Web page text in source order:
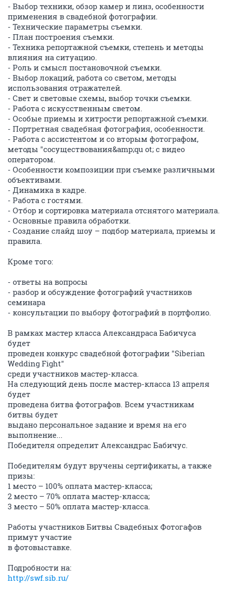
- Выбор техники, обзор камер и линз, особенности
применения в свадебной фотографии.
- Технические параметры съемки.
- План построения съемки.
- Техника репортажной съемки, степень и методы
влияния на ситуацию.
- Роль и смысл постановочной съемки.
- Выбор локаций, работа со светом, методы
использования отражателей.
- Свет и световые схемы, выбор точки съемки.
- Работа с искусственным светом.
- Особые приемы и хитрости репортажной съемки.
- Портретная свадебная фотография, особенности.
- Работа с ассистентом и со вторым фотографом,
методы "сосуществования&amp;qu ot; с видео
оператором.
- Особенности композиции при съемке различными
объективами.
- Динамика в кадре.
- Работа с гостями.
- Отбор и сортировка материала отснятого материала.
- Основные правила обработки.
- Создание слайд шоу – подбор материала, приемы и
правила.
Кроме того:
- ответы на вопросы
- разбор и обсуждение фотографий участников
семинара
- консультации по выбору фотографий в портфолио.
В рамках мастер класса Александраса Бабичуса
будет
проведен конкурс свадебной фотографии "Siberian
Wedding Fight"
среди участников мастер-класса.
На следующий день после мастер-класса 13 апреля
будет
проведена битва фотографов. Всем участникам
битвы будет
выдано персональное задание и время на его
выполнение...
Победителя определит Александрас Бабичус.
Победителям будут вручены сертификаты, а также
призы:
1 место – 100% оплата мастер-класса;
2 место – 70% оплата мастер-класса;
3 место – 50% оплата мастер-класса.
Работы участников Битвы Свадебных Фотогафов
примут участие
в фотовыставке.
Подробности на:
http://swf.sib.ru/